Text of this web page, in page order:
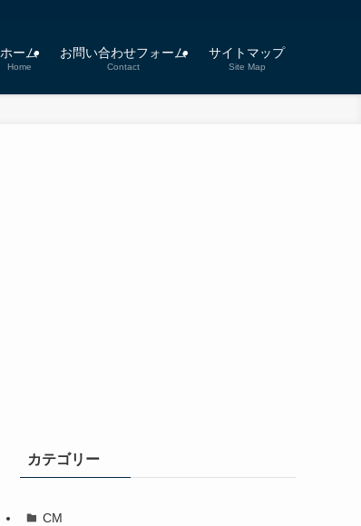
ホーム
Home
お問い合わせフォーム
Contact
サイトマップ
Site Map
カテゴリー
CM